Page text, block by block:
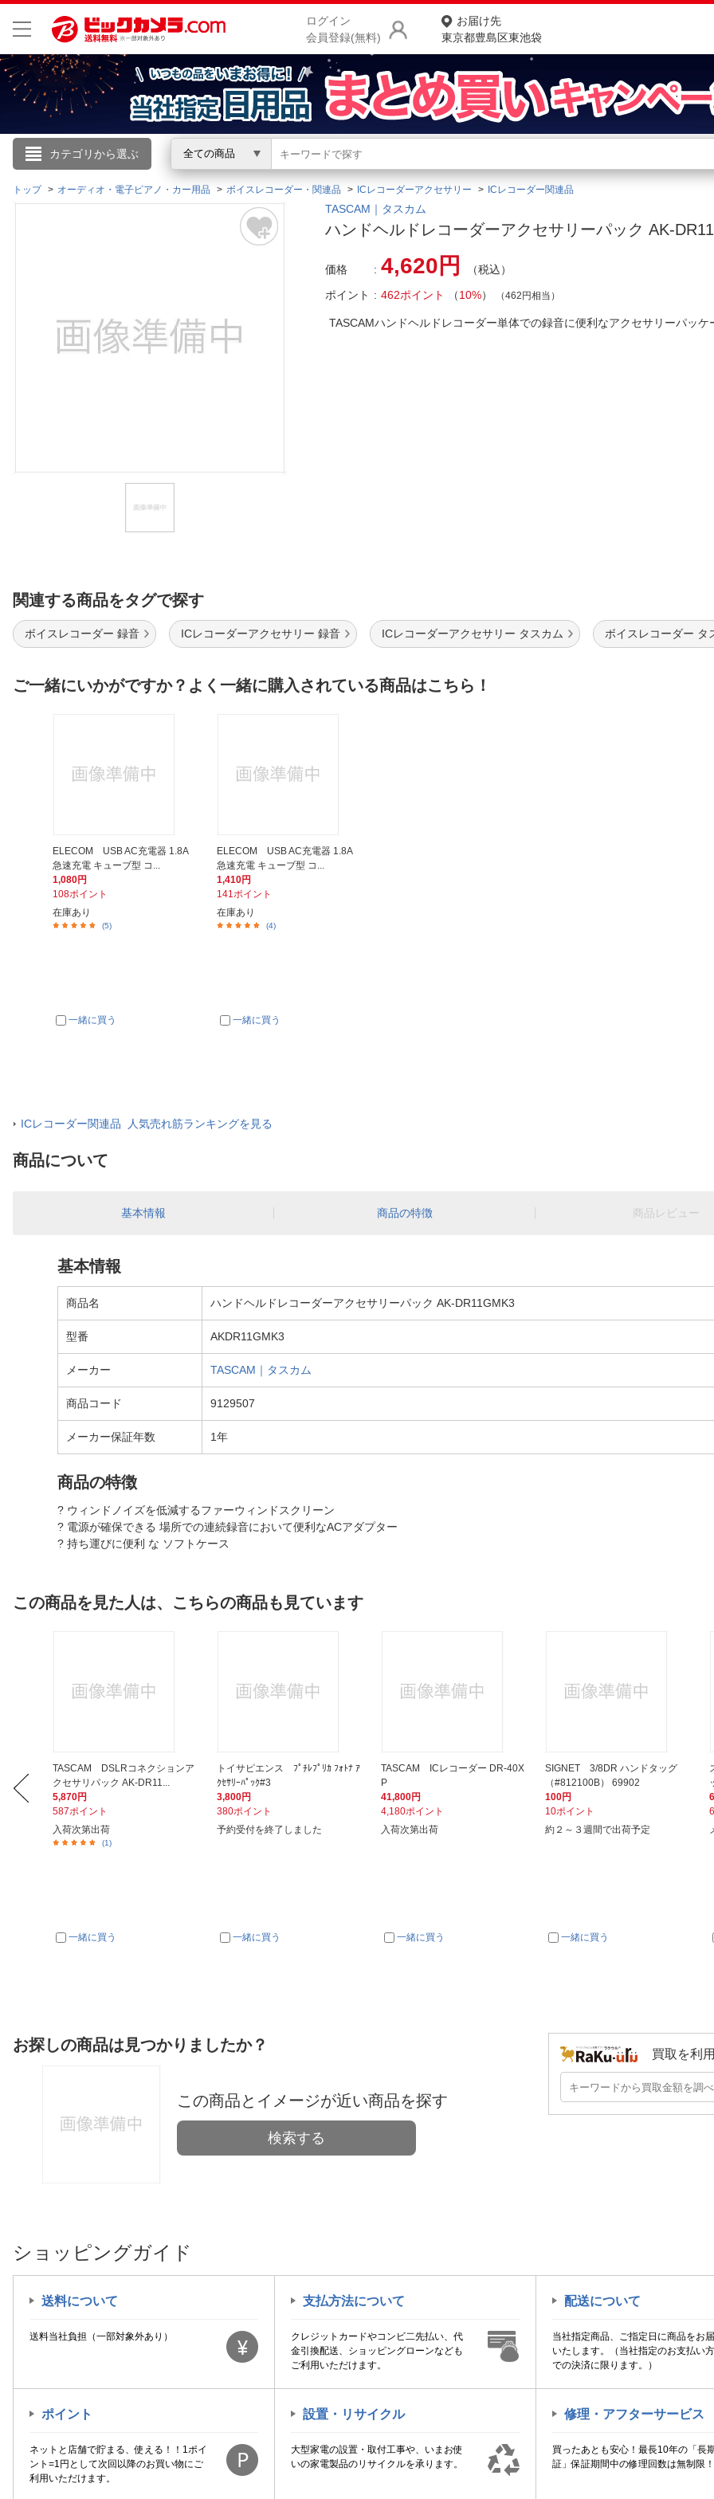
ログイン
会員登録(無料)
お届け先
東京都豊島区東池袋
カテゴリから選ぶ 全ての商品
こんにちは
ログイン
閲覧履歴
商品をさがす
ランキングからさがす
カテゴリ一覧からさがす
お客様サポート
トップ オーディオ・電子ピアノ・カー用品 ボイスレコーダー・関連品 ICレコーダーアクセサリー ICレコーダー関連品
TASCAM｜タスカム
ハンドヘルドレコーダーアクセサリーパック AK-
価格 4,620円
（税込）
ポイント
462ポイント （10%） （462円相当）
TASCAMハンドヘルドレコーダー単体での録音に便利なアクセサリーパ
関連する商品をタグで探す
ボイスレコーダー 録音 ICレコーダーアクセサリー 録音 ICレコーダーアクセサリー タスカム ボイスレコーダー タ
ご一緒にいかがですか？よく一緒に購入されている商品はこちら！
ELECOM USB AC充電器 1.8A
急速充電 キューブ型 コ...
1,080円
108ポイント
在庫あり
(5)
一緒に買う
ELECOM USB AC充電器 1.8A
急速充電 キューブ型 コ...
1,410円
141ポイント
在庫あり
(4)
一緒に買う
ICレコーダー関連品 人気売れ筋ランキングを見る
商品について
基本情報 商品の特徴 商品レビュー
基本情報
商品名 ハンドヘルドレコーダーアクセサリーパック AK-DR11GMK3
型番 AKDR11GMK3
メーカー TASCAM｜タスカム
商品コード 9129507
メーカー保証年数 1年
商品の特徴
? ウィンドノイズを低減するファーウィンドスクリーン
? 電源が確保できる 場所での連続録音において便利なACアダプター
? 持ち運びに便利 な ソフトケース
この商品を見た人は、こちらの商品も見ています
TASCAM DSLRコネクションア
クセサリパック AK-DR11...
5,870円
587ポイント
入荷次第出荷
(1)
一緒に買う
トイサピエンス ﾌﾟﾁﾚﾌﾟﾘｶ ﾌｫﾄﾅ ｱ
ｸｾｻﾘｰﾊﾟｯｸ#3
3,800円
380ポイント
予約受付を終了しました
一緒に買う
TASCAM ICレコーダー DR-40X
P
41,800円
4,180ポイント
入荷次第出荷
一緒に買う
SIGNET 3/8DR ハンドタッグ
（#812100B） 69902
100円
10ポイント
約２～３週間で出荷予定
一緒に買う
お探しの商品は見つかりましたか？
この商品とイメージが近い商品を探す
検索する
買取を利
ショッピングガイド
送料について
送料当社負担（一部対象外あり）
支払方法について
クレジットカードやコンビ二先払い、代
金引換配送、ショッピングローンなども
ご利用いただけます。
配送について
当社指定商品、ご指定日に商品をお
いたします。（当社指定のお支払い
での決済に限ります。）
ポイント
ネットと店舗で貯まる、使える！！1ポイ
ント=1円として次回以降のお買い物にご
利用いただけます。
設置・リサイクル
大型家電の設置・取付工事や、いまお使
いの家電製品のリサイクルを承ります。
修理・アフターサービス
買ったあとも安心！最長10年の「長
証」保証期間中の修理回数は無制限！